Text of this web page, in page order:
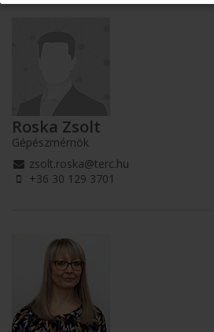
Roska Zsolt
Gépészmérnök
zsolt.roska@terc.hu
+36 30 129 3701